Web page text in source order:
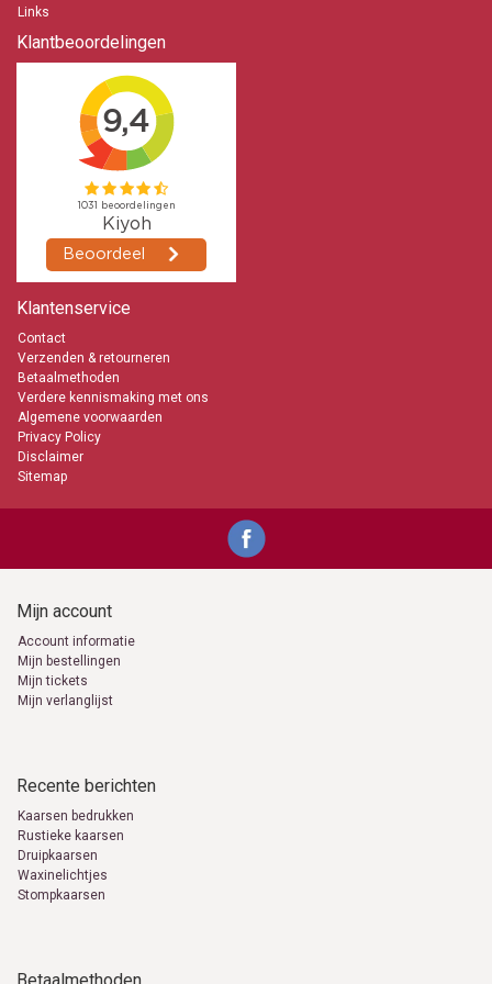
zullen de kaarsen de volgende werkdag worden geleverd. Een grote
grootste Kerkkaars is te krijgen in de maat 600/100 mm. Deze is 60
uitvaart om altijd eerst even met ons te bellen zodat wij goede
afspraken kunnen maken met je en de vervoerder zodat het zeker niet
fout kan gaan. Immers met een uitvaart kun je het maar eenmaal
goed doen met de levering. Uiteraard gebruiken Kerken deze kaarsen
dagelijks. Dat kan zijn tijdens een Huwelijk, Uitvaart of een Dienst. En
dan met name de grote dikke en lange Kerkkaarsen. Ook steeds meer
particulieren gaan de kaarsen waarderen en kopen deze. Als je een
grotere order wilt plaatsen kan dat natuurlijk. Maar neem dan altijd
even contact met ons op zodat wij een passende offerte met korting
kunnen maken.
Kaarsje branden
Een kaarsje branden kan voor allerlei gebeurtenissen. Een Kerkkaars
is daar uitermate geschikt voor. Je kunt het zo gek niet bedenken of
het wordt wel gedaan. Een kaarsje zo maar branden, om sfeer
te creëren tijdens een gezellig samenzijn met familie, vrienden of je
geliefde, als herdenking, om een wens te doen, om licht te geven, of
warmte, om in nood iets te kunnen zien. Kaarsen-online garandeert
de kwaliteit van deze Kerkkaarsen en de daarbij behorende branduren.
Tevens is de pit (lont) gemaakt van hoogwaardig geweven katoen.
Links
Klantbeoordelingen
Klantenservice
Contact
Verzenden & retourneren
Betaalmethoden
Verdere kennismaking met ons
Algemene voorwaarden
Privacy Policy
Disclaimer
Sitemap
Mijn account
Account informatie
Mijn bestellingen
Mijn tickets
Mijn verlanglijst
Recente berichten
Kaarsen bedrukken
Rustieke kaarsen
Druipkaarsen
Waxinelichtjes
Stompkaarsen